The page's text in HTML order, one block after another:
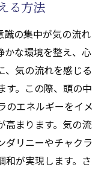
る方法
の集中が気の流れ
かな環境を整え、心
、気の流れを感じる
す。この際、頭の中
のエネルギーをイメ
高まります。気の流
ダリニーやチャクラ
和が実現します。さ